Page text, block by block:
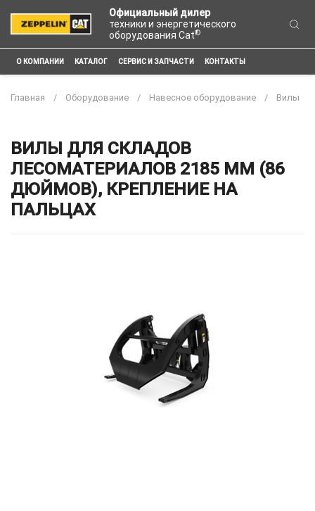
Официальный дилер
техники и энергетического
оборудования Cat®
О КОМПАНИИ КАТАЛОГ СЕРВИС И ЗАПЧАСТИ КОНТАКТЫ
Главная Оборудование Навесное оборудование Вилы
ВИЛЫ ДЛЯ СКЛАДОВ
ЛЕСОМАТЕРИАЛОВ 2185 ММ (86
ДЮЙМОВ), КРЕПЛЕНИЕ НА
ПАЛЬЦАХ